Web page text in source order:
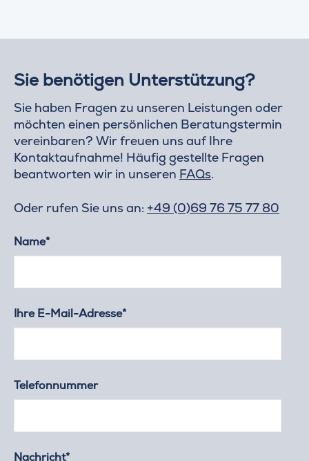
Sie benötigen Unterstützung?
Sie haben Fragen zu unseren Leistungen oder
möchten einen persönlichen Beratungstermin
vereinbaren? Wir freuen uns auf Ihre
Kontaktaufnahme! Häufig gestellte Fragen
beantworten wir in unseren FAQs.
Oder rufen Sie uns an: +49 (0)69 76 75 77 80
Name*
Ihre E-Mail-Adresse*
Telefonnummer
Nachricht*